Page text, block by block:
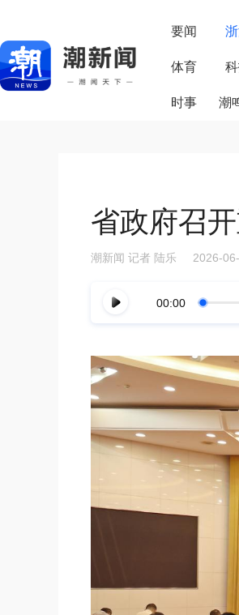
要闻
体育
时事 潮
省政府召
潮新闻 记者 陆乐 2026-
00:00